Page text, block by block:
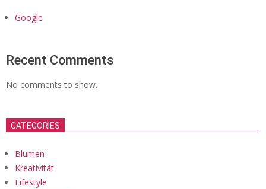
Google
Recent Comments
No comments to show.
CATEGORIES
Blumen
Kreativität
Lifestyle